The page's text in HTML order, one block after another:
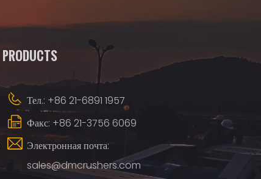
PRODUCTS
Тел.: +86 21-6891 1957
Факс: +86 21-3756 6069
Электронная почта:
sales@dmcrushers.com